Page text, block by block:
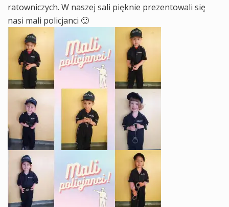
ratowniczych. W naszej sali pięknie prezentowali się
nasi mali policjanci 🙂